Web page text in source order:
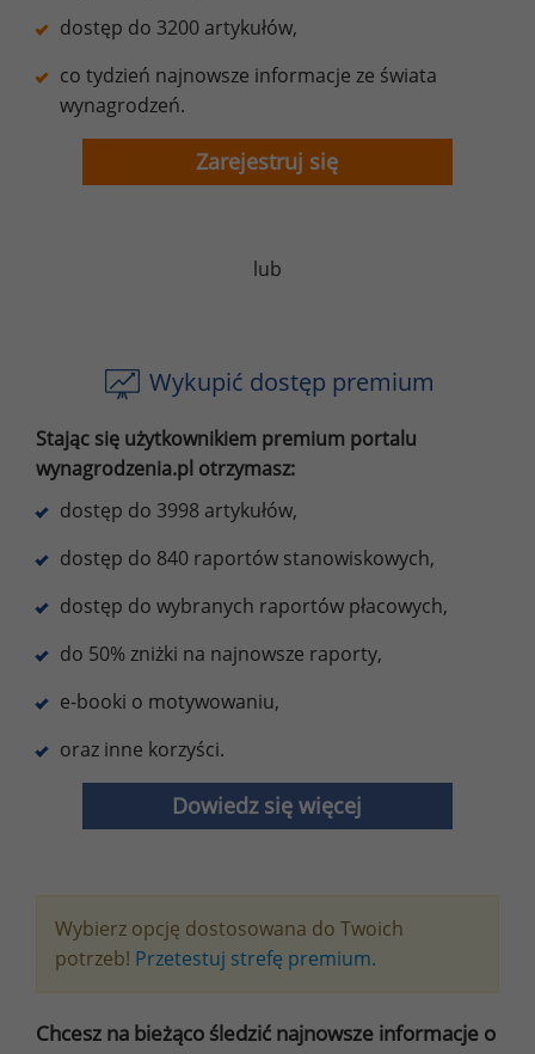
dostęp do 3200 artykułów,
co tydzień najnowsze informacje ze świata
wynagrodzeń.
Zarejestruj się
lub
Wykupić dostęp premium
Stając się użytkownikiem premium portalu
wynagrodzenia.pl otrzymasz:
dostęp do 3998 artykułów,
dostęp do 840 raportów stanowiskowych,
dostęp do wybranych raportów płacowych,
do 50% zniżki na najnowsze raporty,
e-booki o motywowaniu,
oraz inne korzyści.
Dowiedz się więcej
Wybierz opcję dostosowana do Twoich
potrzeb! Przetestuj strefę premium.
Chcesz na bieżąco śledzić najnowsze informacje o